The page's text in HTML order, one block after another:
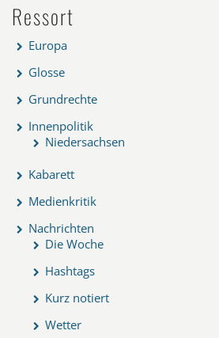
Ressort
Europa
Glosse
Grundrechte
Innenpolitik
Niedersachsen
Kabarett
Medienkritik
Nachrichten
Die Woche
Hashtags
Kurz notiert
Wetter